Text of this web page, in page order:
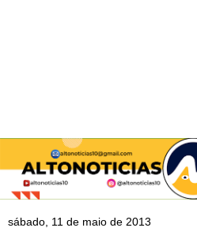
sábado, 11 de maio de 2013